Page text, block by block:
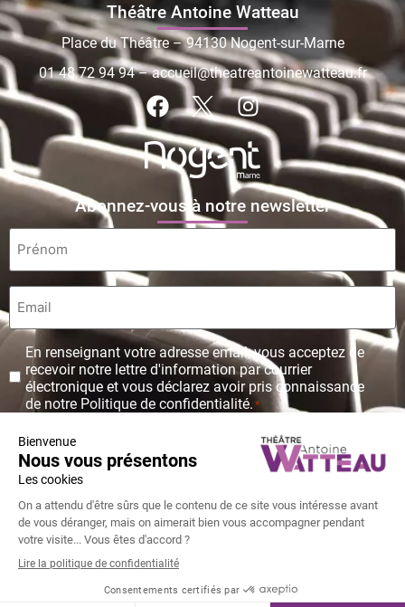
Théâtre Antoine Watteau
Place du Théâtre – 94130 Nogent-sur-Marne
01 48 72 94 94–accueil@theatreantoinewatteau.fr
Abonnez-vous à notre newsletter
Prénom
Email
Protection
des
données
personnelles
En renseignant votre adresse email, vous acceptez de
recevoir notre lettre d'information par courrier
électronique et vous déclarez avoir pris connaissance
de notre Politique de confidentialité. *
© Copyright Théâtre Antoine Watteau 2026 - Tous droits réservés